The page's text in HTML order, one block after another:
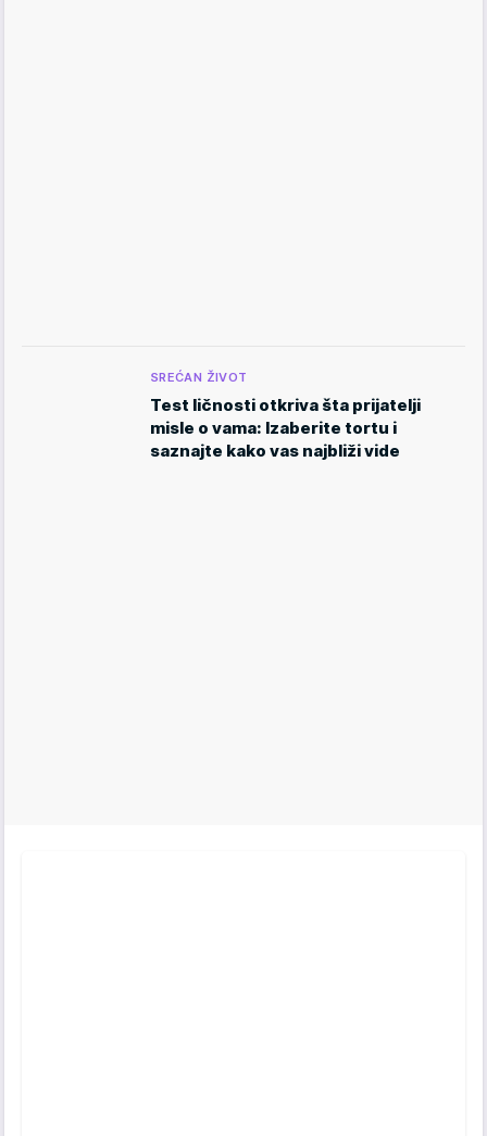
SREĆAN ŽIVOT
Test ličnosti otkriva šta prijatelji
misle o vama: Izaberite tortu i
saznajte kako vas najbliži vide